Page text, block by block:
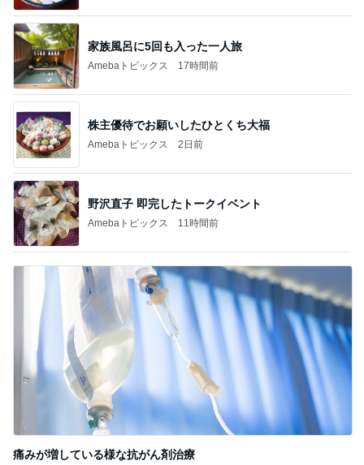
家族風呂に5回も入った一人旅
Amebaトピックス 17時間前
株主優待でお願いしたひとくち大福
Amebaトピックス 2日前
野沢直子 即完したトークイベント
Amebaトピックス 11時間前
痛みが増している様な抗がん剤治療